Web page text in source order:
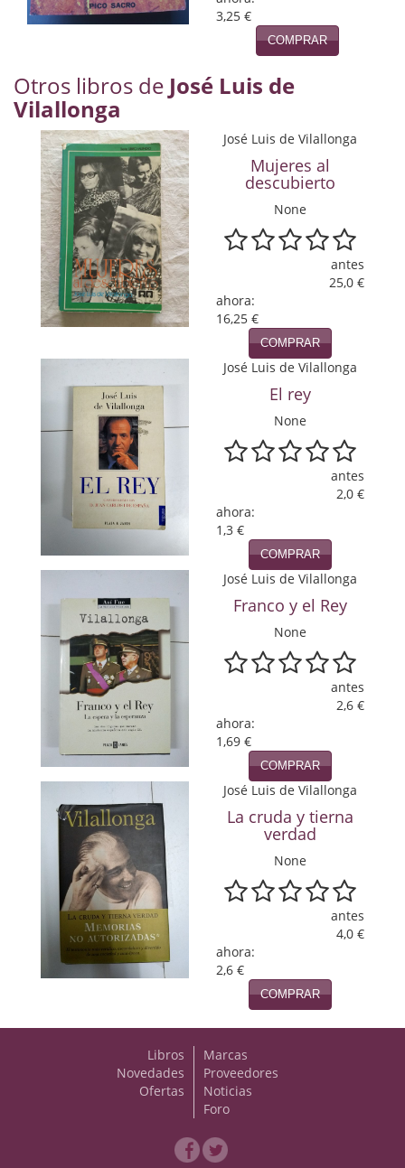
Novela negra
Novela romántica
Otros idiomas
Papás, Mamás, bebés...
Papás, Mamás, Bebés...
Papás, Mamás, Bebés…
Psicología. Educación
Segunda Guerra Mundial
Tema Local
3,25 €
COMPRAR
Otros libros de José Luis de
Vilallonga
José Luis de Vilallonga
Mujeres al
descubierto
None
antes
25,0 €
ahora:
16,25 €
COMPRAR
José Luis de Vilallonga
El rey
None
antes
2,0 €
ahora:
1,3 €
COMPRAR
José Luis de Vilallonga
Franco y el Rey
None
antes
2,6 €
ahora:
1,69 €
COMPRAR
José Luis de Vilallonga
La cruda y tierna
verdad
None
antes
4,0 €
ahora:
2,6 €
COMPRAR
Libros
Novedades
Ofertas
Marcas
Proveedores
Noticias
Foro